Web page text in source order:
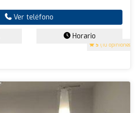
5 (10 opiniones)
Ver teléfono
Horario